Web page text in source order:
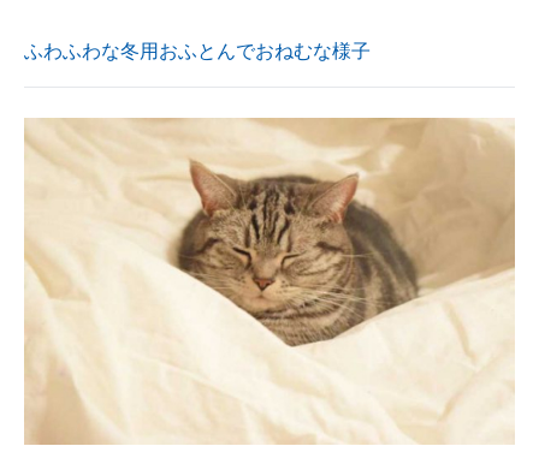
ふわふわな冬用おふとんでおねむな様子